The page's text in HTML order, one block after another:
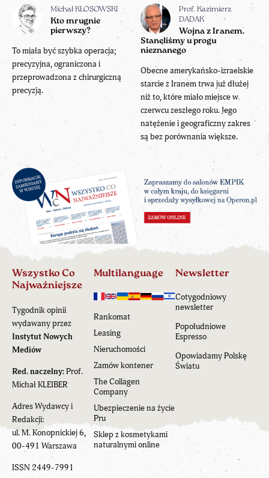
Michał KŁOSOWSKI
Kto mrugnie
pierwszy?
To miała być szybka operacja;
precyzyjna, ograniczona i
przeprowadzona z chirurgiczną
precyzją.
Prof. Kazimierz
DADAK
Wojna z Iranem.
Stanęliśmy u progu
nieznanego
Obecne amerykańsko-izraelskie
starcie z Iranem trwa już dłużej
niż to, które miało miejsce w
czerwcu zeszłego roku. Jego
natężenie i geograficzny zakres
są bez porównania większe.
Wszystko Co
Najważniejsze
Tygodnik opinii
wydawany przez
Instytut Nowych
Mediów
Red. naczelny:Prof.
Michał KLEIBER
Adres Wydawcy i
Redakcji:
ul. M. Konopnickiej 6,
00-491 Warszawa
ISSN 2449-7991
Multilanguage
Rankomat
Leasing
Nieruchomości
Zamów kontener
The Collagen
Company
Ubezpieczenie na życie
Pru
Sklep z kosmetykami
naturalnymi online
Newsletter
Cotygodniowy
newsletter
Popołudniowe
Espresso
Opowiadamy Polskę
Światu